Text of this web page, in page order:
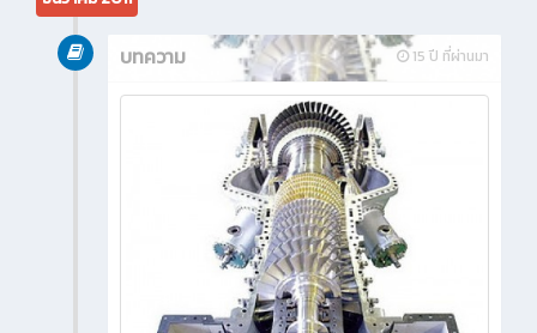
15 ปี ที่ผ่านมา
บทความ